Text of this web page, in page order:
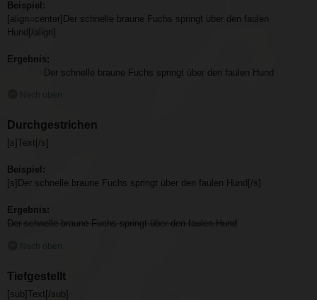
Beispiel:
[align=center]Der schnelle braune Fuchs springt über den faulen
Hund[/align]
Ergebnis:
Der schnelle braune Fuchs springt über den faulen Hund
Nach oben
Durchgestrichen
[s]Text[/s]
Beispiel:
[s]Der schnelle braune Fuchs springt über den faulen Hund[/s]
Ergebnis:
Der schnelle braune Fuchs springt über den faulen Hund
Nach oben
Tiefgestellt
[sub]Text[/sub]